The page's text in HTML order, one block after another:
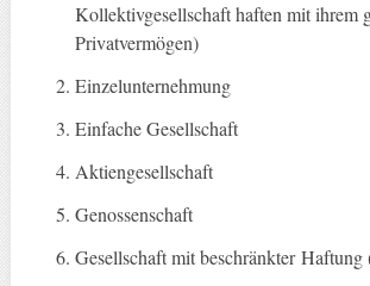
Kollektivgesellschaft haften mit ihrem
Privatvermögen)
Einzelunternehmung
Einfache Gesellschaft
Aktiengesellschaft
Genossenschaft
Gesellschaft mit beschränkter